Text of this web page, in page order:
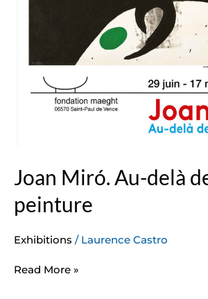
Joan Miró. Au-delà
peinture
Exhibitions / Laurence Castro
Read More »